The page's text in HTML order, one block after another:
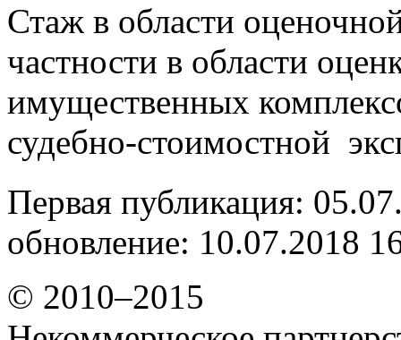
Стаж в области
частности в области
имущественных
судебно-стоимостной
Первая публикация:
обновление: 10.07.2018
© 2010–2015